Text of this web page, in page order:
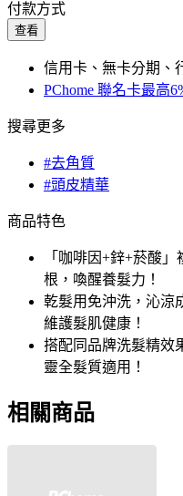
付款方式
查看
信用卡、無卡分期、
PChome 聯名卡最高
搜尋更多
#去角質
#頭皮精華
商品特色
「咖啡因+鋅+菸酸
根，喚醒養髮力！
乾髮用免沖洗，沁涼
維護髮肌健康！
搭配同品牌洗髮精效
靈全髮質適用！
相關商品